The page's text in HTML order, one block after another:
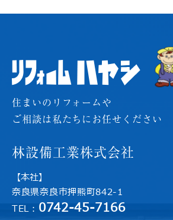
住まいのリフォームや
ご相談は私たちにお任せください
林設備工業株式会社
【本社】
奈良県奈良市押熊町842-1
TEL： 0742-45-7166